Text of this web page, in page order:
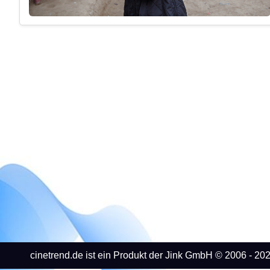
cinetrend.de ist ein Produkt der Jink GmbH © 2006 -